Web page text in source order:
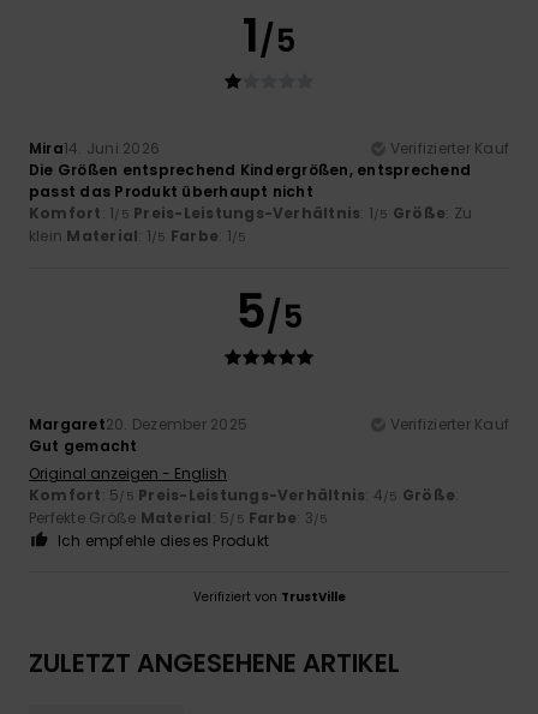
1/5
Mira14. Juni 2026
Verifizierter Kauf
Die Größen entsprechend Kindergrößen, entsprechend
passt das Produkt überhaupt nicht
Komfort: 1/5 Preis-Leistungs-Verhältnis: 1/5 Größe: Zu
klein Material: 1/5 Farbe: 1/5
5/5
Margaret20. Dezember 2025
Verifizierter Kauf
Gut gemacht
Original anzeigen - English
Komfort: 5/5 Preis-Leistungs-Verhältnis: 4/5 Größe:
Perfekte Größe Material: 5/5 Farbe: 3/5
Ich empfehle dieses Produkt
Verifiziert von TrustVille
ZULETZT ANGESEHENE ARTIKEL